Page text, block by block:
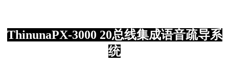
ThinunaPX-3000 20总线集成语音疏导系
统